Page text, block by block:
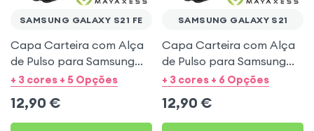
SAMSUNG GALAXY S21 FE
Capa Carteira com Alça
de Pulso para Samsung
Galaxy S21 FE - Preto
+ 3 cores + 5 Opções
12,90 €
SAMSUNG GALAXY S21
Capa Carteira com Alça
de Pulso para Samsung
Galaxy S21 - Preto
+ 3 cores + 6 Opções
12,90 €